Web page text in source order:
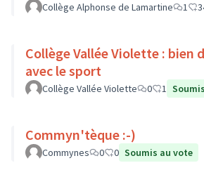
Collège Alphonse de Lamartine 1
Collège Vallée Violette : bien dans son corps
avec le sport
Collège Vallée Violette 0 1
Commyn'tèque :-)
Commynes 0 0 Soumis au vote